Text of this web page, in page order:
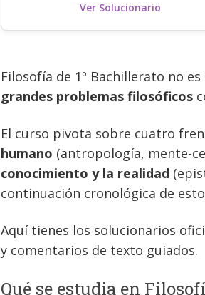
Ver Solucionario
Filosofía de 1º Bachillerato no
grandes problemas filosóficos
El curso pivota sobre cuatro
humano (antropología, mente-
conocimiento y la realidad
continuación cronológica de
Aquí tienes los solucionarios
y comentarios de texto guiados.
Qué se estudia en